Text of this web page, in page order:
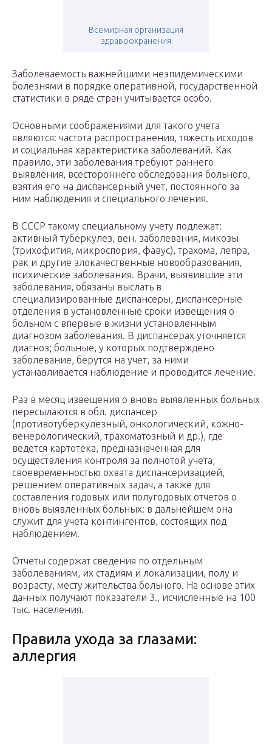
Всемирная организация
здравоохранения
Заболеваемость важнейшими неэпидемическими
болезнями в порядке оперативной, государственной
статистики в ряде стран учитывается особо.
Основными соображениями для такого учета
являются: частота распространения, тяжесть исходов
и социальная характеристика заболеваний. Как
правило, эти заболевания требуют раннего
выявления, всестороннего обследования больного,
взятия его на диспансерный учет, постоянного за
ним наблюдения и специального лечения.
В СССР такому специальному учету подлежат:
активный туберкулез, вен. заболевания, микозы
(трихофития, микроспория, фавус), трахома, лепра,
рак и другие злокачественные новообразования,
психические заболевания. Врачи, выявившие эти
заболевания, обязаны выслать в
специализированные диспансеры, диспансерные
отделения в установленные сроки извещения о
больном с впервые в жизни установленным
диагнозом заболевания. В диспансерах уточняется
диагноз; больные, у которых подтверждено
заболевание, берутся на учет, за ними
устанавливается наблюдение и проводится лечение.
Раз в месяц извещения о вновь выявленных больных
пересылаются в обл. диспансер
(противотуберкулезный, онкологический, кожно-
венерологический, трахоматозный и др.), где
ведется картотека, предназначенная для
осуществления контроля за полнотой учета,
своевременностью охвата диспансеризацией,
решением оперативных задач, а также для
составления годовых или полугодовых отчетов о
вновь выявленных больных: в дальнейшем она
служит для учета контингентов, состоящих под
наблюдением.
Отчеты содержат сведения по отдельным
заболеваниям, их стадиям и локализации, полу и
возрасту, месту жительства больного. На основе этих
данных получают показатели 3., исчисленные на 100
тыс. населения.
Правила ухода за глазами:
аллергия